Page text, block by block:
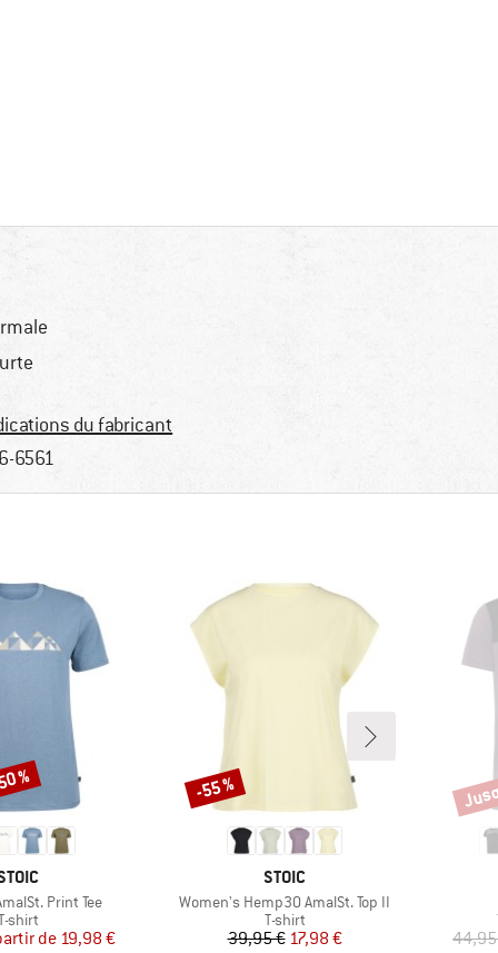
du fabricant
6561
Print Tee
group
shirt
Prix
Prix réduit
de 19,98 €
%
MARQUE
STOIC
Article
Women's Hemp30 AmalSt. Top II
Product group
T-shirt
Prix
39,95 €Prix réduit
17,98 €
Remise
-55 %